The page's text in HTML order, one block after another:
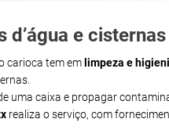
e
carioca tem em limpeza e
uma caixa e propagar
realiza o serviço, com